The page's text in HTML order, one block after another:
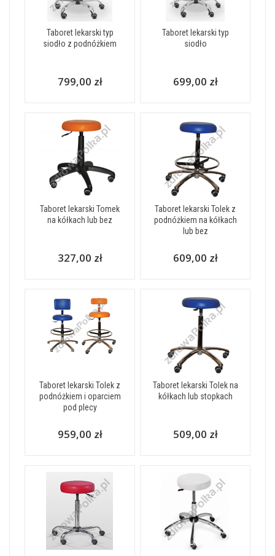
Taboret lekarski typ
siodło z podnóżkiem
799,00 zł
Taboret lekarski typ
siodło
699,00 zł
Taboret lekarski Tomek
na kółkach lub bez
327,00 zł
Taboret lekarski Tolek z
podnóżkiem na kółkach
lub bez
609,00 zł
Taboret lekarski Tolek z
podnóżkiem i oparciem
pod plecy
959,00 zł
Taboret lekarski Tolek na
kółkach lub stopkach
509,00 zł